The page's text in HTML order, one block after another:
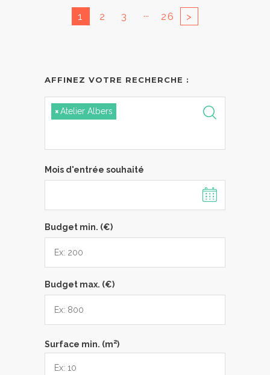
1 2 3 ... 26 >
AFFINEZ VOTRE RECHERCHE :
×Atelier Albers
Mois d'entrée souhaité
Budget min. (€)
Budget max. (€)
Surface min. (m2)